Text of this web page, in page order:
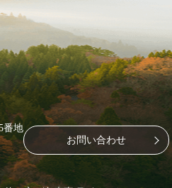
番地
お問い合わせ